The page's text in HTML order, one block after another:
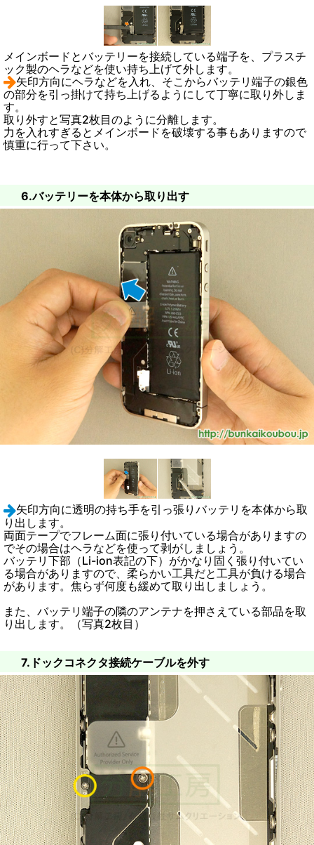
メインボードとバッテリーを接続している端子を、プラスチ
ック製のヘラなどを使い持ち上げて外します。
矢印方向にヘラなどを入れ、そこからバッテリ端子の銀色
の部分を引っ掛けて持ち上げるようにして丁寧に取り外しま
す。
取り外すと写真2枚目のように分離します。
力を入れすぎるとメインボードを破壊する事もありますので
慎重に行って下さい。
6.バッテリーを本体から取り出す
矢印方向に透明の持ち手を引っ張りバッテリを本体から取
り出します。
両面テープでフレーム面に張り付いている場合がありますの
でその場合はヘラなどを使って剥がしましょう。
バッテリ下部（Li-ion表記の下）がかなり固く張り付いてい
る場合がありますので、柔らかい工具だと工具が負ける場合
があります。焦らず何度も緩めて取り出しましょう。
また、バッテリ端子の隣のアンテナを押さえている部品を取
り出します。（写真2枚目）
7.ドックコネクタ接続ケーブルを外す